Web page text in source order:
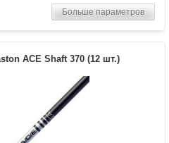
Больше параметров
ACE Shaft 370 (12 шт.)